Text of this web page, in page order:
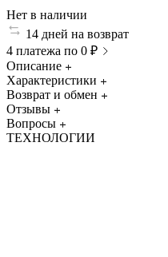
Нет в наличии
14 дней на возврат
4 платежа по 0 ₽
Описание
Характеристики
Возврат и обмен
Отзывы
Вопросы
ТЕХНОЛОГИИ